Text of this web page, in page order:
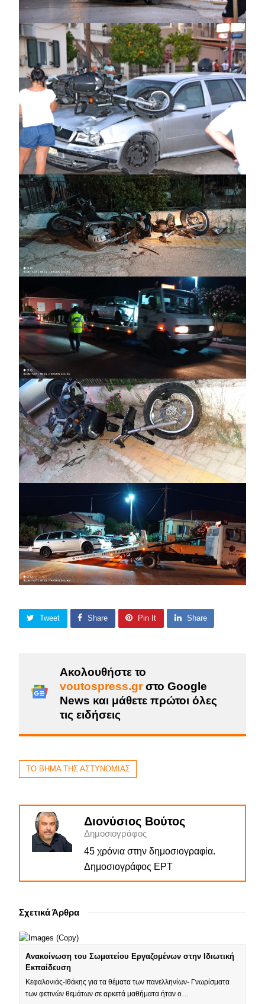
Tweet Share Pin It Share
Ακολουθήστε το
voutospress.grστο Google
News και μάθετε πρώτοι όλες
τις ειδήσεις
ΤΟ ΒΗΜΑ ΤΗΣ ΑΣΤΥΝΟΜΙΑΣ
Διονύσιος Βούτος
Δημοσιογράφος
45 χρόνια στην δημοσιογραφία.
Δημοσιογράφος ΕΡΤ
Σχετικά Άρθρα
Ανακοίνωση του Σωματείου Εργαζομένων στην Ιδιωτική
Εκπαίδευση
Κεφαλονιάς-Ιθάκης για τα θέματα των πανελληνίων- Γνωρίσματα
των φετινών θεμάτων σε αρκετά μαθήματα ήταν ο…